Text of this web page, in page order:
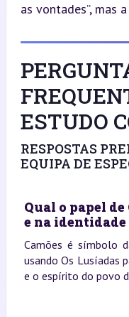
as vontades”, mas
ESTUDO
RESPOSTAS
EQUIPA DE
Qual o papel de
e na
Camões é símbolo
usando Os Lusíadas
e o espírito do povo